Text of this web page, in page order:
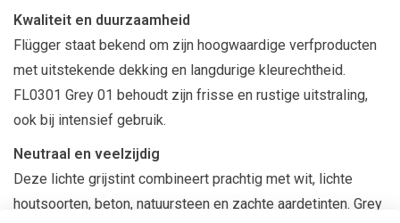
Kwaliteit en duurzaamheid
Flügger staat bekend om zijn hoogwaardige verfproducten
met uitstekende dekking en langdurige kleurechtheid.
FL0301 Grey 01 behoudt zijn frisse en rustige uitstraling,
ook bij intensief gebruik.
Neutraal en veelzijdig
Deze lichte grijstint combineert prachtig met wit, lichte
houtsoorten, beton, natuursteen en zachte aardetinten. Grey